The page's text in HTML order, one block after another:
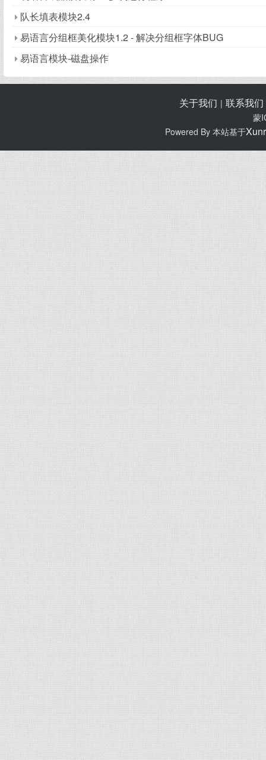
队长填表模块2.4
易语言分组框美化模块1.2 - 解决分组框字体BUG
易语言模块-磁盘操作
关于我们 | 联系我们
蒙
Powered By 本站基于